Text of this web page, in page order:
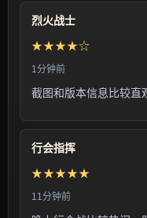
烈火战士
★★★★☆
1分钟前
截图和版本信息比较直
行会指挥
★★★★★
11分钟前